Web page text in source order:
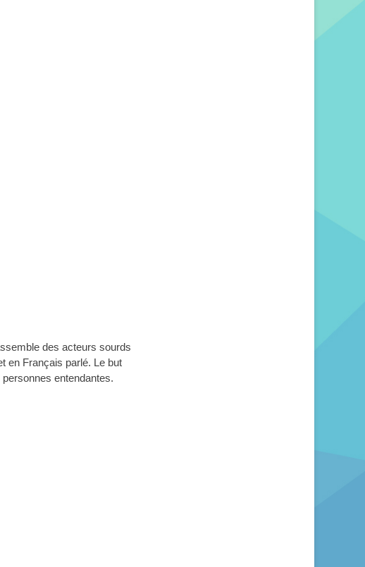
des acteurs sourds
en Français parlé. Le but
entendantes.